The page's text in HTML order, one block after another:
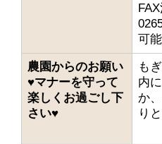
可
農園からのお願い
♥マナーを守って
楽しくお過ごし下
さい♥
も
内
か
り